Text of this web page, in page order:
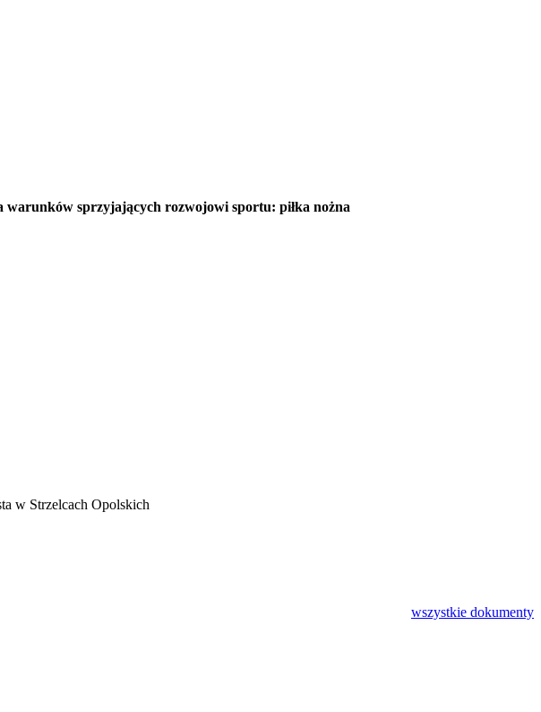
warunków sprzyjających rozwojowi sportu: piłka nożna
w Strzelcach Opolskich
wszystkie dokumenty